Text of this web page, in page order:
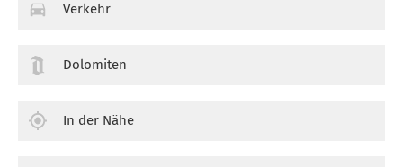
Verkehr
Dolomiten
In der Nähe